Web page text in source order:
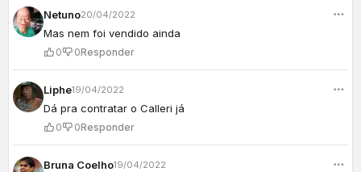
Netuno20/04/2022
Mas nem foi vendido ainda
0 0Responder
Liphe19/04/2022
Dá pra contratar o Calleri já
0 0Responder
Bruna Coelho19/04/2022